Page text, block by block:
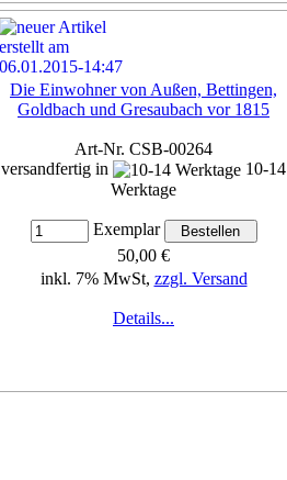
Die Einwohner von Außen, Bettingen,
Goldbach und Gresaubach vor 1815
Art-Nr. CSB-00264
versandfertig in
10-14
Werktage
Exemplar
50,00 €
inkl. 7% MwSt, zzgl. Versand
Details...